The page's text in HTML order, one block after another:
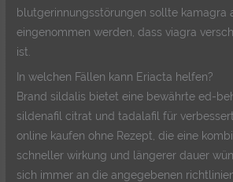
blutgerinnungsstörungen sollte kamagra
eingenommen werden, dass viagra
ist.
In welchen Fällen kann Eriacta helfen?
Brand sildalis bietet eine bewährte ed-
sildenafil citrat und tadalafil für
online kaufen ohne Rezept, die eine
schneller wirkung und längerer dauer
sich immer an die angegebenen